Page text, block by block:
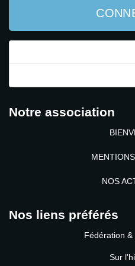
Notre association
NOS
Nos liens préférés
Fédération
Sur